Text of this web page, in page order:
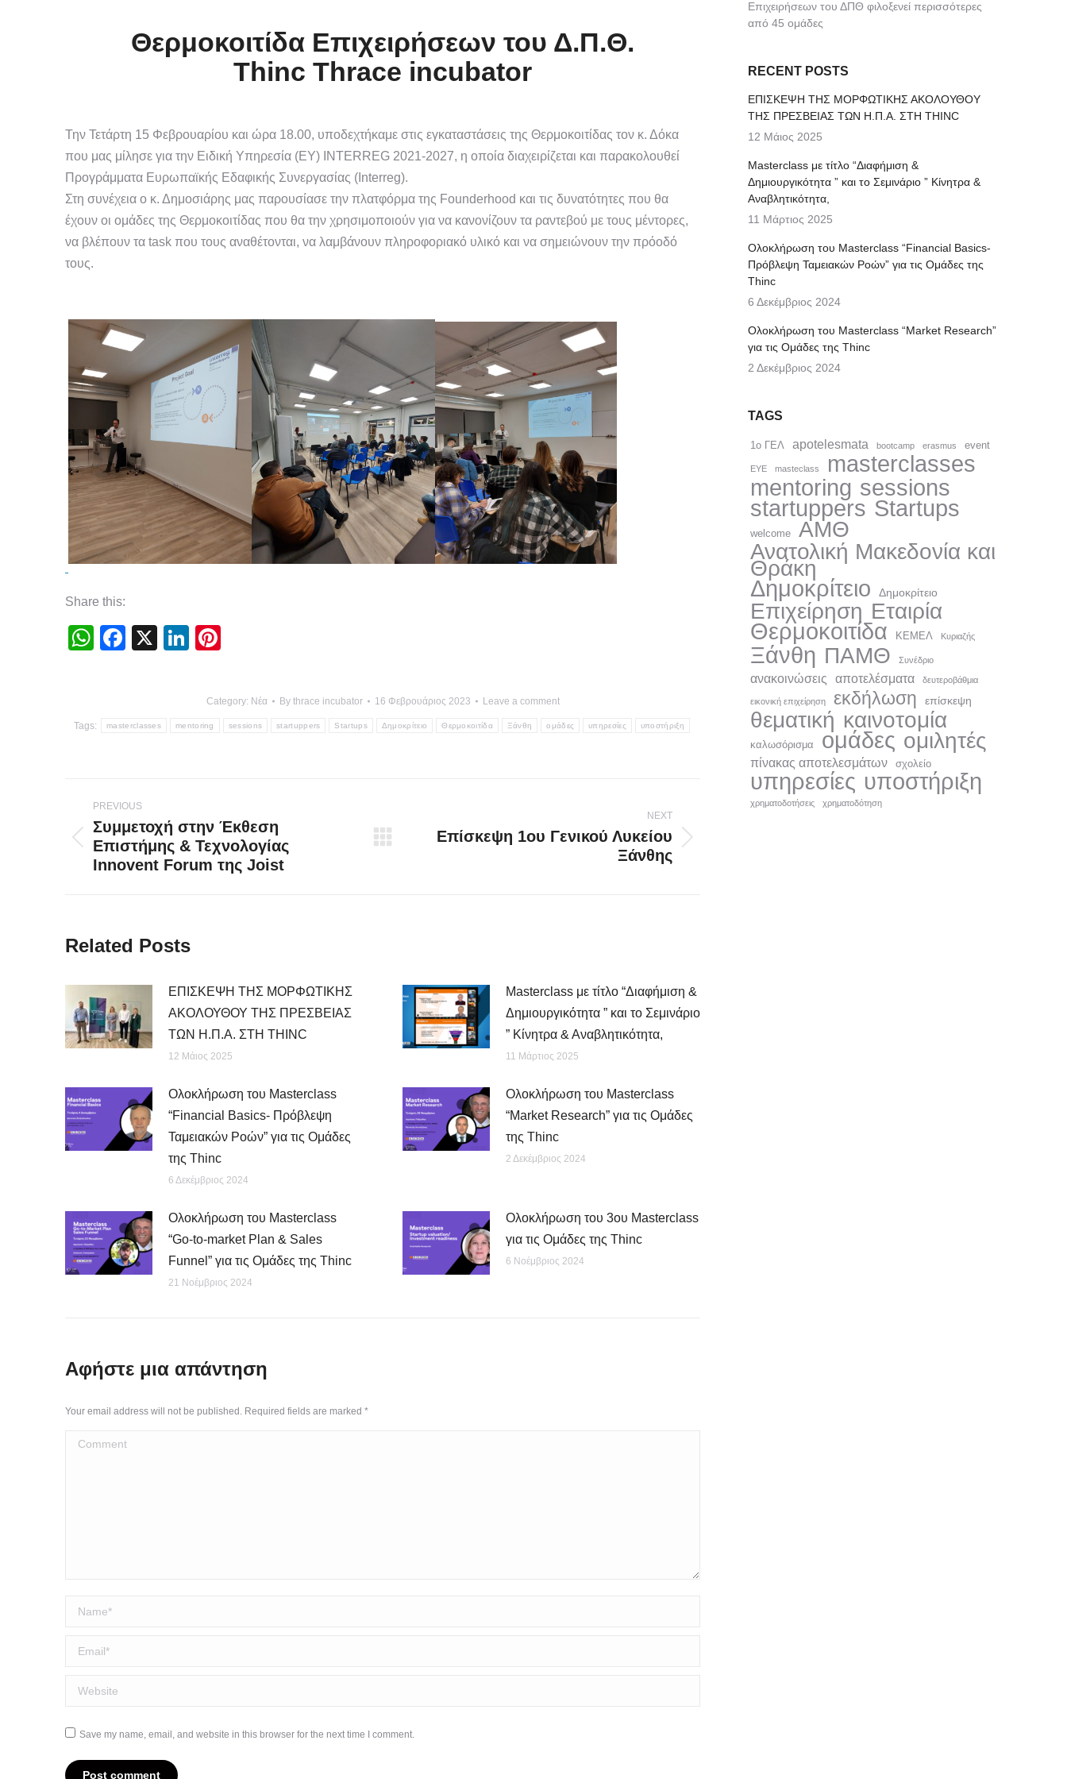
Θερμοκοιτίδα Επιχειρήσεων του Δ.Π.Θ.
Thinc Thrace incubator
Την Τετάρτη 15 Φεβρουαρίου και ώρα 18.00, υποδεχτήκαμε στις εγκαταστάσεις της Θερμοκοιτίδας τον κ. Δόκα
που μας μίλησε για την Ειδική Υπηρεσία (ΕΥ) INTERREG 2021-2027, η οποία διαχειρίζεται και παρακολουθεί
Προγράμματα Ευρωπαϊκής Εδαφικής Συνεργασίας (Interreg).
Στη συνέχεια ο κ. Δημοσιάρης μας παρουσίασε την πλατφόρμα της Founderhood και τις δυνατότητες που θα
έχουν οι ομάδες της Θερμοκοιτίδας που θα την χρησιμοποιούν για να κανονίζουν τα ραντεβού με τους μέντορες,
να βλέπουν τα task που τους αναθέτονται, να λαμβάνουν πληροφοριακό υλικό και να σημειώνουν την πρόοδό
τους.
Share this:
WhatsApp
Facebook
X LinkedIn
Category: Νέα By thrace incubator 16 Φεβρουάριος 2023 Leave a comment
Tags: masterclasses mentoring sessions startuppers Startups Δημοκρίτειo Θερμοκοιτίδα Ξάνθη ομάδες υπηρεσίες υποστήριξη
navigation
PREVIOUS
Previous
post:
Συμμετοχή στην Έκθεση
Επιστήμης & Τεχνολογίας
Innovent Forum της Joist
NEXT
Επίσκεψη 1ου Γενικού Λυκείου
Ξάνθης
Related Posts
ΕΠΙΣΚΕΨΗ ΤΗΣ ΜΟΡΦΩΤΙΚΗΣ
ΑΚΟΛΟΥΘΟΥ ΤΗΣ ΠΡΕΣΒΕΙΑΣ
ΤΩΝ Η.Π.Α. ΣΤΗ THINC
12 Μάιος 2025
Μasterclass με τίτλο “Διαφήμιση &
Δημιουργικότητα ” και το Σεμινάριο
” Κίνητρα & Αναβλητικότητα,
11 Μάρτιος 2025
Ολοκλήρωση του Masterclass
“Financial Basics- Πρόβλεψη
Ταμειακών Ροών” για τις Ομάδες
της Thinc
6 Δεκέμβριος 2024
Ολοκλήρωση του Masterclass
“Market Research” για τις Ομάδες
της Thinc
2 Δεκέμβριος 2024
Ολοκλήρωση του Masterclass
“Go-to-market Plan & Sales
Funnel” για τις Ομάδες της Thinc
21 Νοέμβριος 2024
Ολοκλήρωση του 3ου Masterclass
για τις Ομάδες της Thinc
6 Νοέμβριος 2024
Αφήστε μια απάντηση
Your email address will not be published. Required fields are marked *
Comment
Name *
Email *
Website
Save my name, email, and website in this browser for the next time I comment.
Post comment
Επιχειρήσεων του ΔΠΘ φιλοξενεί περισσότερες
από 45 ομάδες
RECENT POSTS
ΕΠΙΣΚΕΨΗ ΤΗΣ ΜΟΡΦΩΤΙΚΗΣ ΑΚΟΛΟΥΘΟΥ
ΤΗΣ ΠΡΕΣΒΕΙΑΣ ΤΩΝ Η.Π.Α. ΣΤΗ THINC
12 Μάιος 2025
Μasterclass με τίτλο “Διαφήμιση &
Δημιουργικότητα ” και το Σεμινάριο ” Κίνητρα &
Αναβλητικότητα,
11 Μάρτιος 2025
Ολοκλήρωση του Masterclass “Financial Basics-
Πρόβλεψη Ταμειακών Ροών” για τις Ομάδες της
Thinc
6 Δεκέμβριος 2024
Ολοκλήρωση του Masterclass “Market Research”
για τις Ομάδες της Thinc
2 Δεκέμβριος 2024
TAGS
1ο ΓΕΛ apotelesmata bootcamp erasmus event
EYE masteclass masterclasses
mentoring sessions
startuppers Startups
welcome
ΑΜΘ
Ανατολική Μακεδονία και
Θράκη
Δημοκρίτειo
Δημοκρίτειο
Επιχείρηση Εταιρία
Θερμοκοιτίδα
ΚΕΜΕΛ Κυριαζής
Ξάνθη ΠΑΜΘ Συνέδριο
ανακοινώσεις αποτελέσματα δευτεροβάθμια
εικονική επιχείρηση εκδήλωση επίσκεψη
θεματική καινοτομία
καλωσόρισμα ομάδες ομιλητές
πίνακας αποτελεσμάτων σχολείο
υπηρεσίες υποστήριξη
χρηματοδοτήσεις χρηματοδότηση